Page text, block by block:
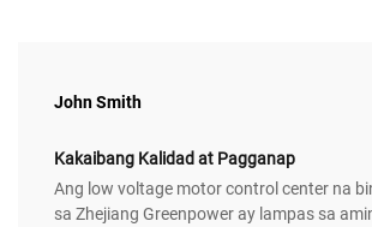
John Smith
Kakaibang Kalidad at Pagganap
Ang low voltage motor control center na
sa Zhejiang Greenpower ay lampas sa